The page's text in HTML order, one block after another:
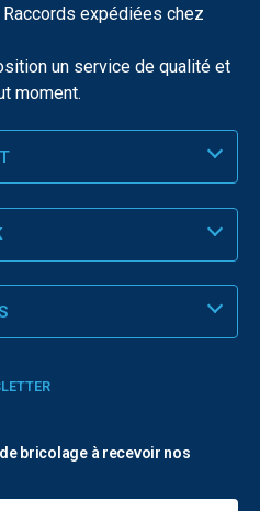
expédiées chez
un service de qualité et
moment.
bricolage à recevoir nos